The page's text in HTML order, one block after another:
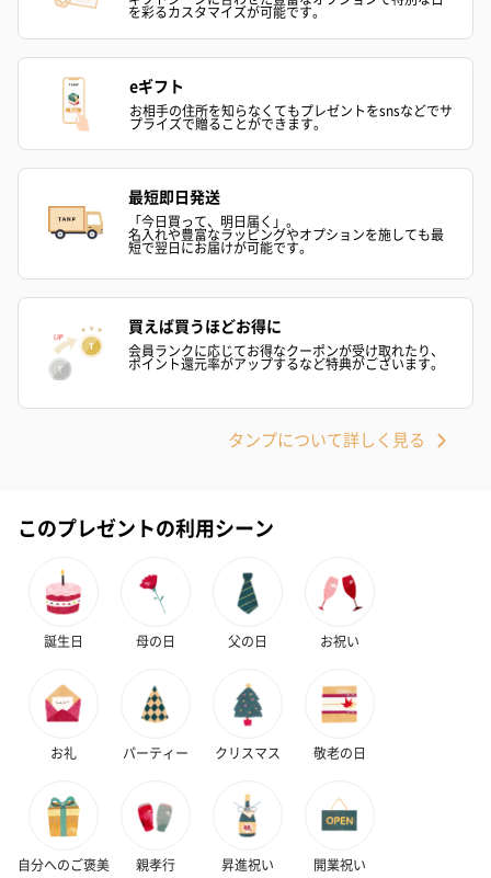
を彩るカスタマイズが可能です。
eギフト
お相手の住所を知らなくてもプレゼントをsnsなどでサ
プライズで贈ることができます。
最短即日発送
「今日買って、明日届く」。
名入れや豊富なラッピングやオプションを施しても最
短で翌日にお届けが可能です。
買えば買うほどお得に
会員ランクに応じてお得なクーポンが受け取れたり、
ポイント還元率がアップするなど特典がございます。
タンプについて詳しく見る
このプレゼントの利用シーン
誕生日 母の日 父の日 お祝い
お礼 パーティー クリスマス 敬老の日
自分へのご褒美 親孝行 昇進祝い 開業祝い